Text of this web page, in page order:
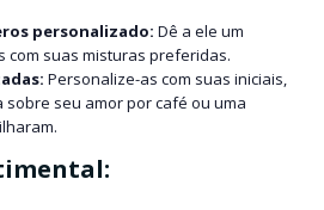
personalizado: Dê a ele um
com suas misturas preferidas.
Personalize-as com suas iniciais,
seu amor por café ou uma